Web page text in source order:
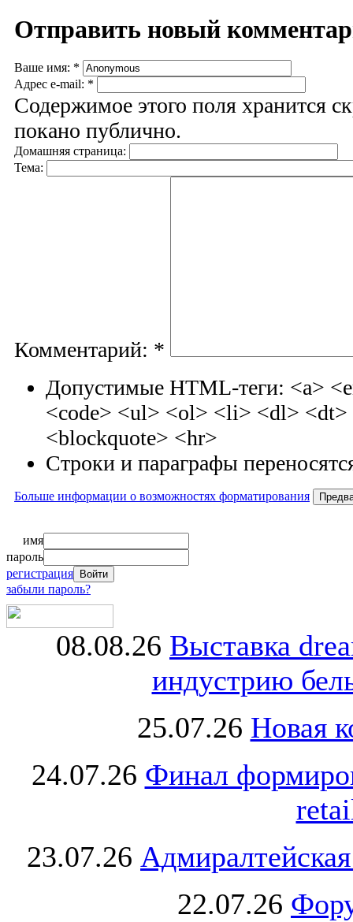
Отправить новый
Ваше имя: *
Адрес e-mail: *
Содержимое этого поля хранится
покано публично.
Домашняя страница:
Тема:
Комментарий: *
Допустимые HTML-теги: <a>
<code> <ul> <ol> <li> <dl> <dt>
<blockquote> <hr>
Строки и параграфы
Больше информации о возможностях форматирования
имя
пароль
регистрация
забыли пароль?
08.08.26 Выставка
индустрию
25.07.26 Новая
24.07.26 Финал
23.07.26
22.07.26